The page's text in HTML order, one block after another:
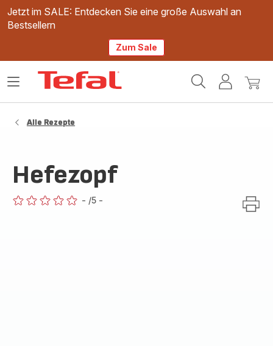
Jetzt im SALE: Entdecken Sie eine große Auswahl an
Bestsellern
Zum Sale
Mein
Mein
Das
Alle Rezepte
Hefezopf
- /5 -